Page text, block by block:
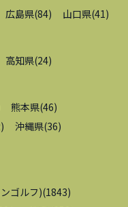
広島県(84) 山口県(41)
高知県(24)
熊本県(46)
) 沖縄県(36)
ゴルフ)(1843)